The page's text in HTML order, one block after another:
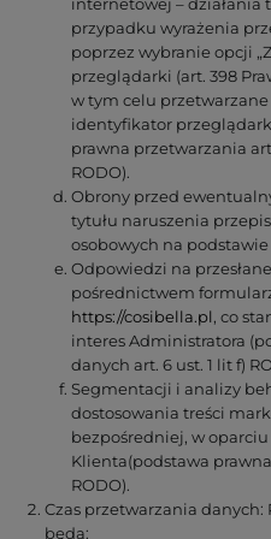
przypadku wyrażenia
poprzez wybranie opcji
przeglądarki (art. 398
w tym celu
identyfikator
prawna przetwarzania
RODO).
Obrony przed
tytułu naruszenia
osobowych na podstawie
Odpowiedzi na
pośrednictwem
https://cosibella.pl, co
interes Administratora
danych art. 6 ust. 1 lit f)
Segmentacji i analizy
dostosowania treści
bezpośredniej, w
Klienta(podstawa
RODO).
Czas przetwarzania
będą: